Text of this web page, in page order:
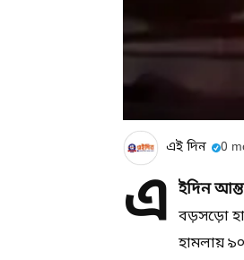
এই দিন 0
এ ইদিন
বড়সড়ো
হামলায়